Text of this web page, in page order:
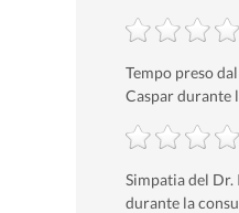
Tempo preso
Caspar durante
Simpatia del Dr.
durante la